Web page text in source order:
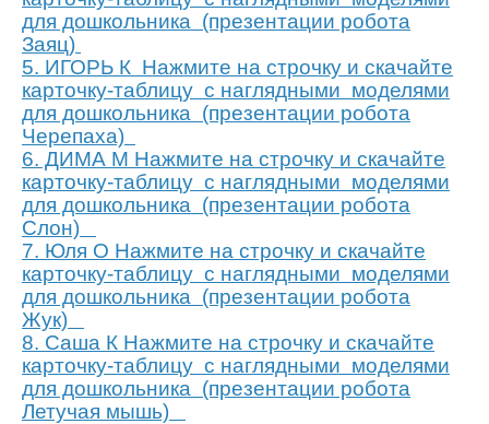
для дошкольника (презентации робота
Заяц)
5. ИГОРЬ К Нажмите на строчку и скачайте
карточку-таблицу с наглядными моделями
для дошкольника (презентации робота
Черепаха)
6. ДИМА М Нажмите на строчку и скачайте
карточку-таблицу с наглядными моделями
для дошкольника (презентации робота
Слон)
7. Юля О Нажмите на строчку и скачайте
карточку-таблицу с наглядными моделями
для дошкольника (презентации робота
Жук)
8. Саша К Нажмите на строчку и скачайте
карточку-таблицу с наглядными моделями
для дошкольника (презентации робота
Летучая мышь)